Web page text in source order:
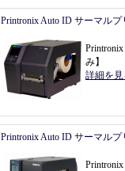
Printronix Auto ID サーマルプ
み】
詳細を
Printronix Auto ID サーマルプ